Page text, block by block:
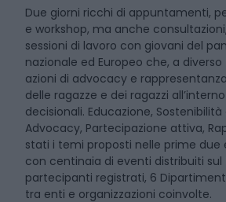
Due giorni ricchi di appuntamenti,
e workshop, ma anche
sessioni di lavoro con giovani del
nazionale ed Europeo che, a
azioni di advocacy e
delle ragazze e dei ragazzi
decisionali. Educazione, Sostenibilità
Advocacy, Partecipazione attiva,
stati i temi proposti nelle prime due
con centinaia di eventi distribuiti sul
partecipanti registrati, 6
tra enti e organizzazioni coinvolte.